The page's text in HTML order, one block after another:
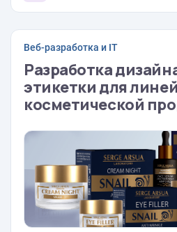
Веб-разработка и IT
Разработка
этикетки для
косметической